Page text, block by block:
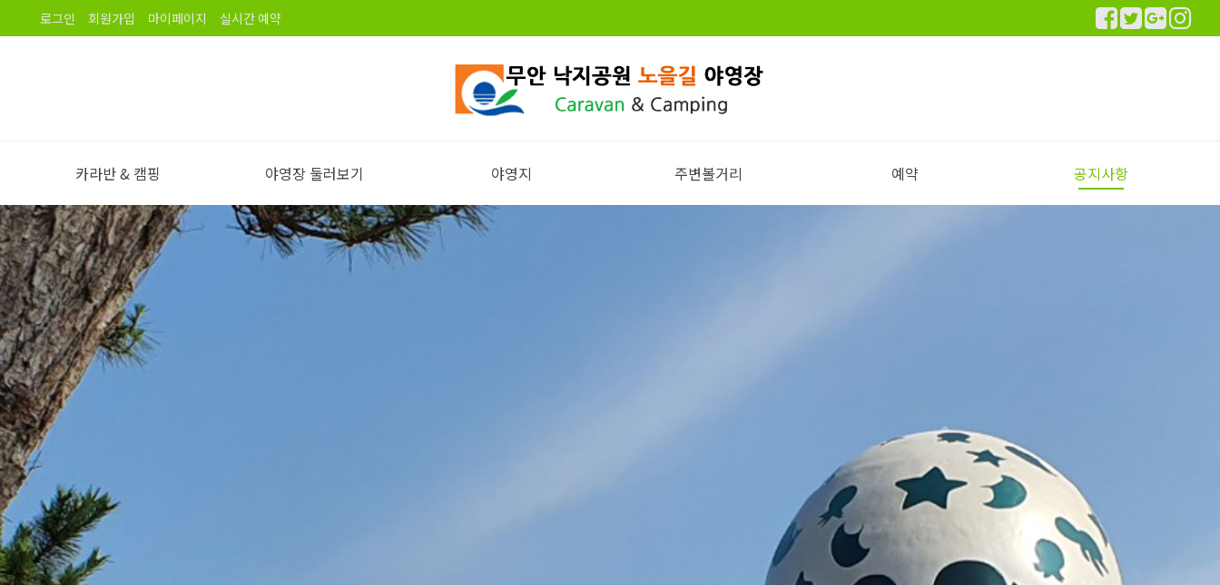
로그인 회원가입 마이페이지 실시간 예약
카라반 & 캠핑
야영장 소개
오시는길
야영장 둘러보기
야영장 전경
노을길야영장 이용안내
야영지
전체보기
주변볼거리 예약 공지사항